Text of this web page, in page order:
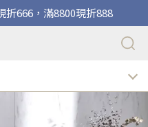
折666，滿8800現折888